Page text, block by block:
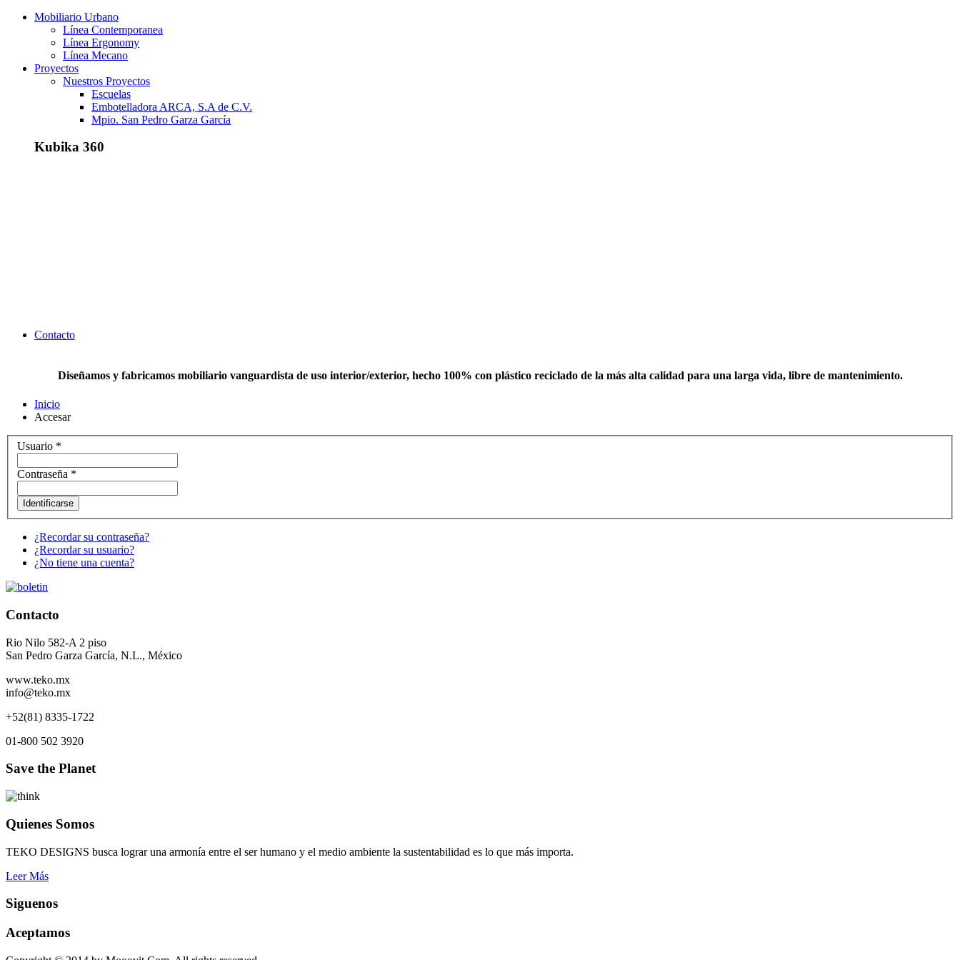
Mobiliario Urbano
Línea Contemporanea
Línea Ergonomy
Línea Mecano
Proyectos
Nuestros Proyectos
Escuelas
Embotelladora ARCA, S.A de C.V.
Mpio. San Pedro Garza García
Kubika 360
Contacto
Diseñamos y fabricamos mobiliario vanguardista de uso interior/exterior, hecho 100% con plástico reciclado de la más alta calidad para una larga vida, libre de mantenimiento.
Inicio
Accesar
Usuario *
Contraseña *
Identificarse
¿Recordar su contraseña?
¿Recordar su usuario?
¿No tiene una cuenta?
Contacto
Rio Nilo 582-A 2 piso
San Pedro Garza García, N.L., México
www.teko.mx
info@teko.mx
+52(81) 8335-1722
01-800 502 3920
Save the Planet
Quienes Somos
TEKO DESIGNS busca lograr una armonía entre el ser humano y el medio ambiente la sustentabilidad es lo que más importa.
Leer Más
Siguenos
Aceptamos